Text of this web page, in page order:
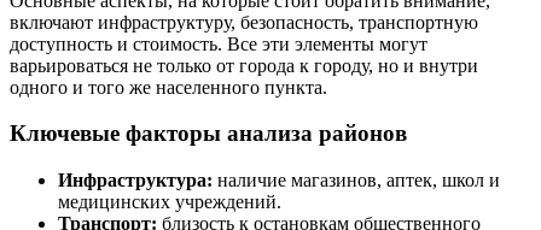
включают инфраструктуру, безопасность, транспортную
доступность и стоимость. Все эти элементы могут
варьироваться не только от города к городу, но и внутри
одного и того же населенного пункта.
Ключевые факторы анализа районов
Инфраструктура: наличие магазинов, аптек, школ и
медицинских учреждений.
Транспорт: близость к остановкам общественного